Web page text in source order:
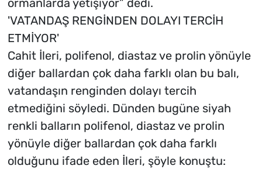
ormanlarda yetişiyor” dedi.
'VATANDAŞ RENGİNDEN DOLAYI TERCİH
ETMİYOR'
Cahit İleri, polifenol, diastaz ve prolin yönüyle
diğer ballardan çok daha farklı olan bu balı,
vatandaşın renginden dolayı tercih
etmediğini söyledi. Dünden bugüne siyah
renkli balların polifenol, diastaz ve prolin
yönüyle diğer ballardan çok daha farklı
olduğunu ifade eden İleri, şöyle konuştu: